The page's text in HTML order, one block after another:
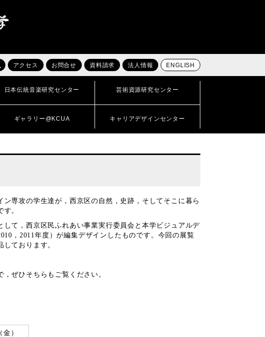
アクセス お問合せ 資料請求 法人情報 ENGLISH
日本伝統音楽研究センター 芸術資源研究センター
ギャラリー@KCUA キャリアデザインセンター
専攻の学生達が，西京区の自然，史跡，そしてそこに暮ら
。
て，西京区民ふれあい事業実行委員会と本学ビジュアルデ
， 2011年度）が編集デザインしたものです。今回の展覧
ております。
ぜひそちらもご覧ください。
）